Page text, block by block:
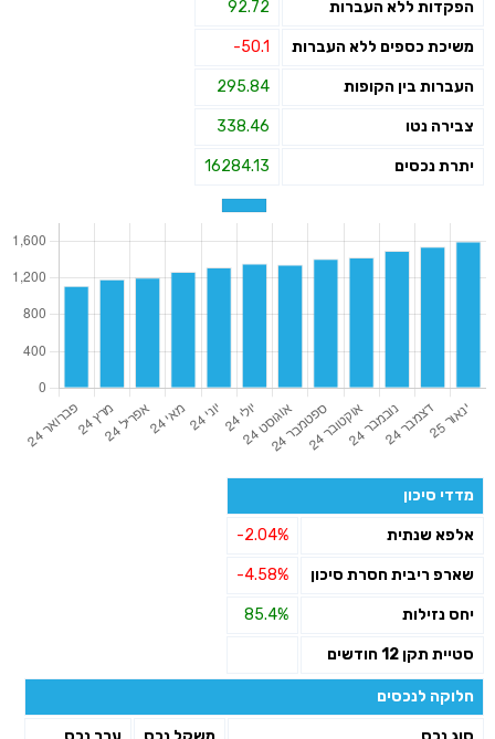
הפקדות ללא העברות 92.72
משיכת כספים ללא העברות -50.1
העברות בין הקופות 295.84
צבירה נטו 338.46
יתרת נכסים 16284.13
מדדי סיכון
אלפא שנתית -2.04%
שארפ ריבית חסרת סיכון -4.58%
יחס נזילות 85.4%
סטיית תקן 12 חודשים
חלוקה לנכסים